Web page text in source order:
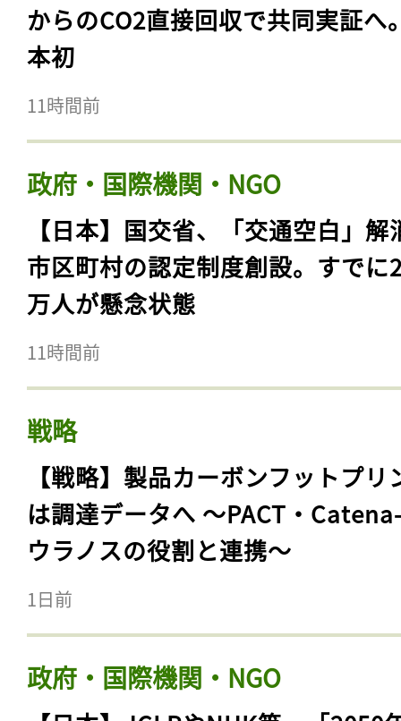
からのCO2直接回収で共同実証へ
本初
11時間前
政府・国際機関・NGO
【日本】国交省、「交通空白」解
市区町村の認定制度創設。すでに
万人が懸念状態
11時間前
戦略
【戦略】製品カーボンフットプリ
は調達データへ 〜PACT・
ウラノスの役割と連携〜
1日前
政府・国際機関・NGO